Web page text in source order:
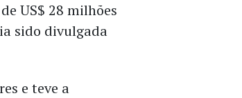
US$ 28 milhões
sido divulgada
e teve a